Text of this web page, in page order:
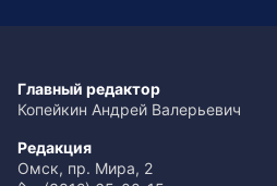
Главный редактор
Копейкин Андрей Валерьевич
Редакция
Омск, пр. Мира, 2